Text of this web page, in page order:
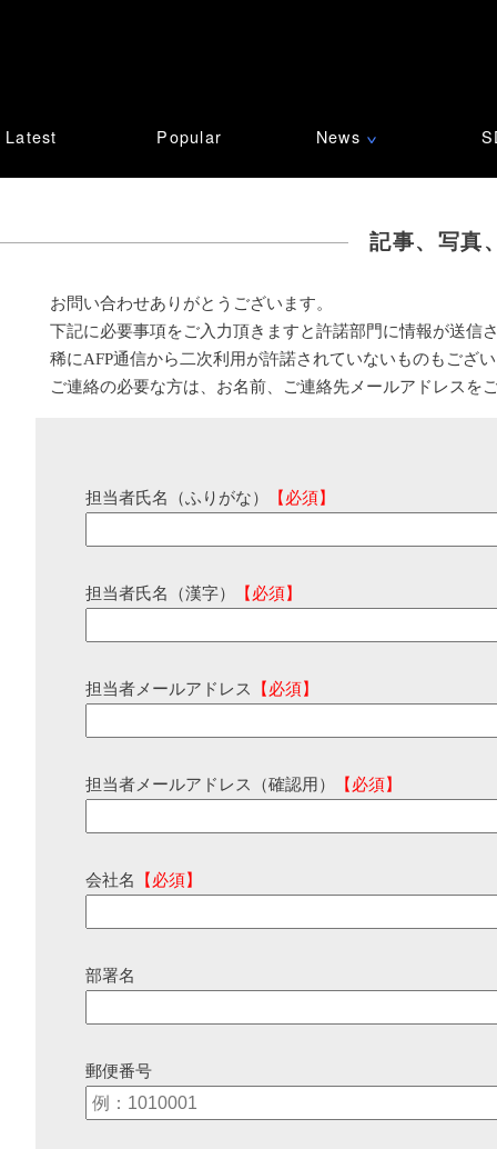
Latest Popular News ∨
記事、写真
お問い合わせありがとうございます。
下記に必要事項をご入力頂きますと許諾部門に情報が送信
稀にAFP通信から二次利用が許諾されていないものもござ
ご連絡の必要な方は、お名前、ご連絡先メールアドレスを
担当者氏名（ふりがな） 【必須】
担当者氏名（漢字） 【必須】
担当者メールアドレス 【必須】
担当者メールアドレス（確認用） 【必須】
会社名 【必須】
部署名
郵便番号